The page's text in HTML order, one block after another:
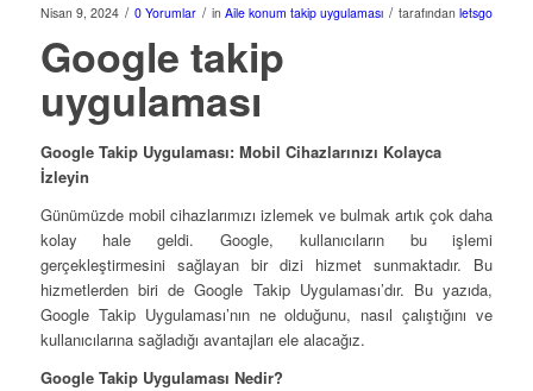
Nisan 9, 2024 / 0 Yorumlar / in Aile konum takip uygulaması / tarafından letsgo
Google takip
uygulaması
Google Takip Uygulaması: Mobil Cihazlarınızı Kolayca
İzleyin
Günümüzde mobil cihazlarımızı izlemek ve bulmak artık çok daha
kolay hale geldi. Google, kullanıcıların bu işlemi
gerçekleştirmesini sağlayan bir dizi hizmet sunmaktadır. Bu
hizmetlerden biri de Google Takip Uygulaması’dır. Bu yazıda,
Google Takip Uygulaması’nın ne olduğunu, nasıl çalıştığını ve
kullanıcılarına sağladığı avantajları ele alacağız.
Google Takip Uygulaması Nedir?